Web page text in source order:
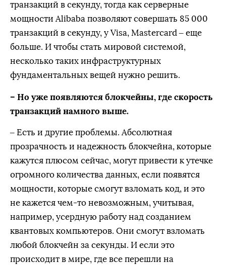
транзакций в секунду, тогда как серверные
мощности Alibaba позволяют совершать 85 000
транзакций в секунду, у Visa, Mastercard – еще
больше. И чтобы стать мировой системой,
несколько таких инфраструктурных
фундаментальных вещей нужно решить.
– Но уже появляются блокчейны, где скорость
транзакций намного выше.
– Есть и другие проблемы. Абсолютная
прозрачность и надежность блокчейна, которые
кажутся плюсом сейчас, могут привести к утечке
огромного количества данных, если появятся
мощности, которые смогут взломать код, и это
не кажется чем-то невозможным, учитывая,
например, усердную работу над созданием
квантовых компьютеров. Они смогут взломать
любой блокчейн за секунды. И если это
происходит в мире, где все перешли на